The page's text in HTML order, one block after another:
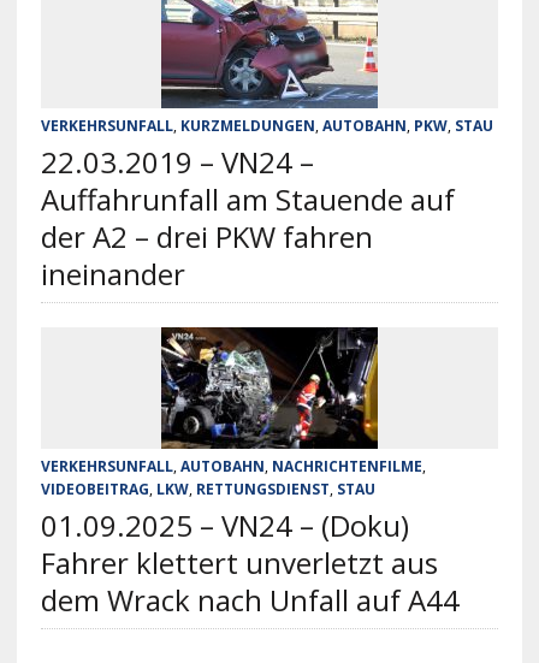
VERKEHRSUNFALL, KURZMELDUNGEN,AUTOBAHN, PKW, STAU
22.03.2019 – VN24 –
Auffahrunfall am Stauende auf
der A2 – drei PKW fahren
ineinander
VERKEHRSUNFALL,AUTOBAHN, NACHRICHTENFILME,
VIDEOBEITRAG, LKW, RETTUNGSDIENST, STAU
01.09.2025 – VN24 – (Doku)
Fahrer klettert unverletzt aus
dem Wrack nach Unfall auf A44